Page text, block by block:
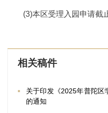
(3)本区受理入园申请截止
相关稿件
关于印发《2025年普陀区
的通知